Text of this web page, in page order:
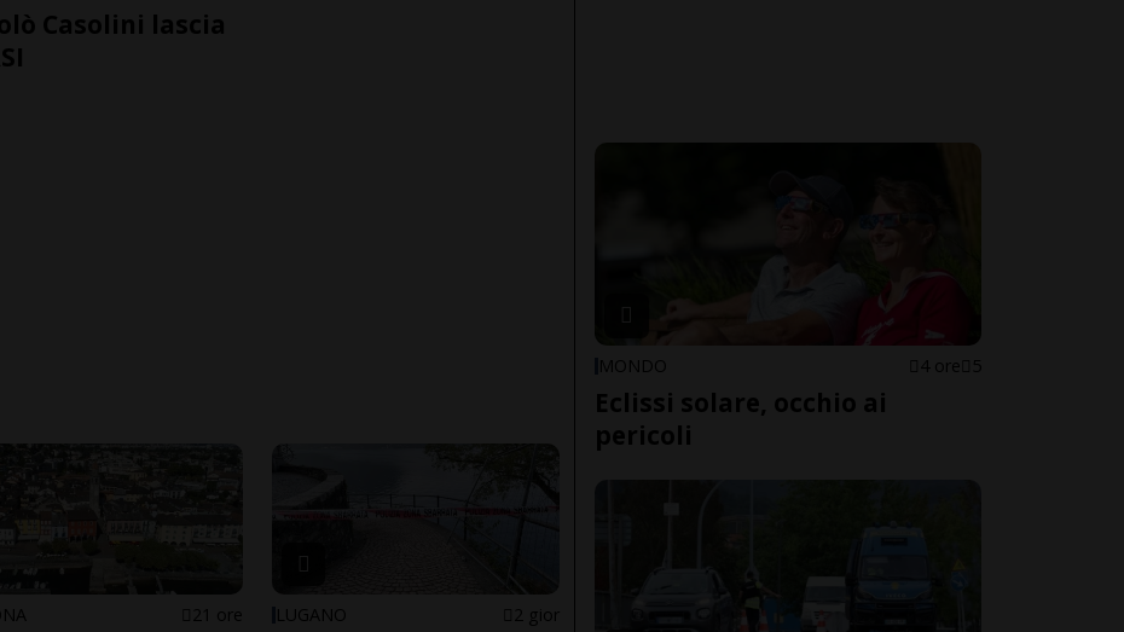
Casolini lascia
21 ore LUGANO 2 gior
MONDO 4 ore 5
Eclissi solare, occhio ai
pericoli